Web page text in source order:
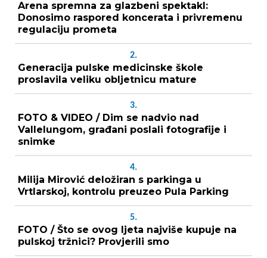
Arena spremna za glazbeni spektakl:
Donosimo raspored koncerata i privremenu
regulaciju prometa
2.
Generacija pulske medicinske škole
proslavila veliku obljetnicu mature
3.
FOTO & VIDEO / Dim se nadvio nad
Vallelungom, građani poslali fotografije i
snimke
4.
Milija Mirović deložiran s parkinga u
Vrtlarskoj, kontrolu preuzeo Pula Parking
5.
FOTO / Što se ovog ljeta najviše kupuje na
pulskoj tržnici? Provjerili smo